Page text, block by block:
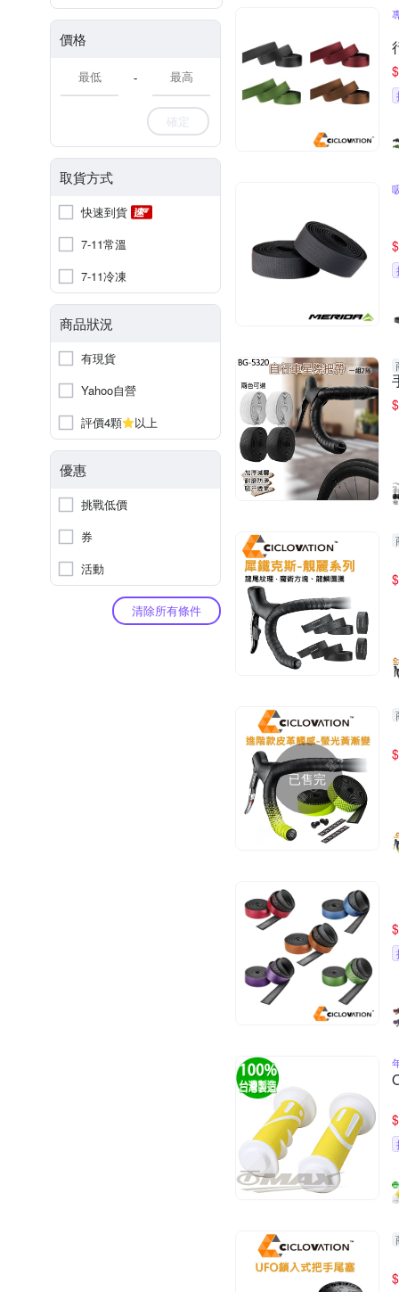
價格
-
確定
取貨方式
快速到貨
7-11常溫
7-11冷凍
商品狀況
有現貨
Yahoo自營
評價4顆
以上
優惠
挑戰低價
券
活動
清除所有條件
$
$
$
$
已售完
$
$
$
$